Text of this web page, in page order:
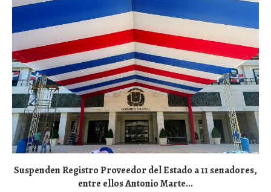
Suspenden Registro Proveedor del Estado a 11 senadores,
entre ellos Antonio Marte...